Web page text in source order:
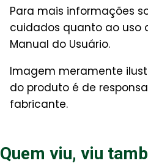
Para mais informações
cuidados quanto ao uso
Manual do Usuário.
Imagem meramente
do produto é de
fabricante.
Quem viu, viu